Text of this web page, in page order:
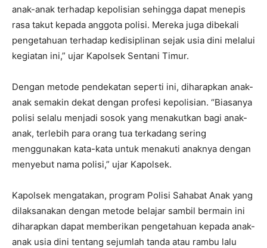
anak-anak terhadap kepolisian sehingga dapat menepis
rasa takut kepada anggota polisi. Mereka juga dibekali
pengetahuan terhadap kedisiplinan sejak usia dini melalui
kegiatan ini,” ujar Kapolsek Sentani Timur.
Dengan metode pendekatan seperti ini, diharapkan anak-
anak semakin dekat dengan profesi kepolisian. “Biasanya
polisi selalu menjadi sosok yang menakutkan bagi anak-
anak, terlebih para orang tua terkadang sering
menggunakan kata-kata untuk menakuti anaknya dengan
menyebut nama polisi,” ujar Kapolsek.
Kapolsek mengatakan, program Polisi Sahabat Anak yang
dilaksanakan dengan metode belajar sambil bermain ini
diharapkan dapat memberikan pengetahuan kepada anak-
anak usia dini tentang sejumlah tanda atau rambu lalu